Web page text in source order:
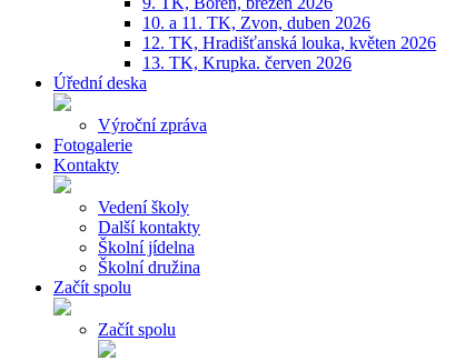
10. a 11. TK, Zvon, duben 2026
12. TK, Hradišťanská louka, květen 2026
13. TK, Krupka. červen 2026
Úřední deska
Výroční zpráva
Fotogalerie
Kontakty
Vedení školy
Další kontakty
Školní jídelna
Školní družina
Začít spolu
Začít spolu